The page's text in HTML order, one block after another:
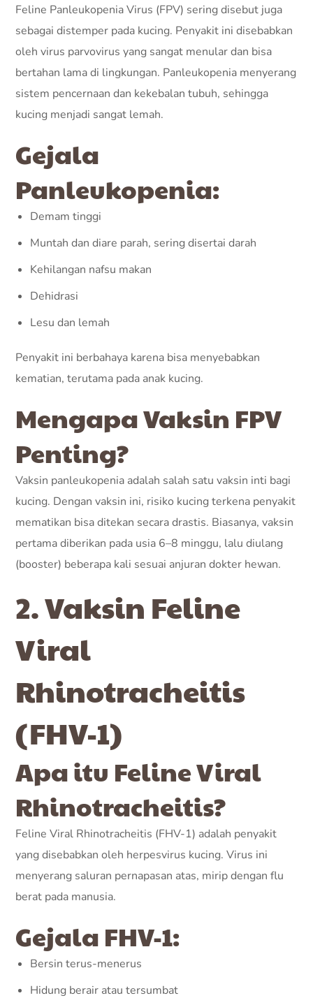
Feline Panleukopenia Virus (FPV) sering disebut juga
sebagai distemper pada kucing. Penyakit ini disebabkan
oleh virus parvovirus yang sangat menular dan bisa
bertahan lama di lingkungan. Panleukopenia menyerang
sistem pencernaan dan kekebalan tubuh, sehingga
kucing menjadi sangat lemah.
Gejala
Panleukopenia:
Demam tinggi
Muntah dan diare parah, sering disertai darah
Kehilangan nafsu makan
Dehidrasi
Lesu dan lemah
Penyakit ini berbahaya karena bisa menyebabkan
kematian, terutama pada anak kucing.
Mengapa Vaksin FPV
Penting?
Vaksin panleukopenia adalah salah satu vaksin inti bagi
kucing. Dengan vaksin ini, risiko kucing terkena penyakit
mematikan bisa ditekan secara drastis. Biasanya, vaksin
pertama diberikan pada usia 6–8 minggu, lalu diulang
(booster) beberapa kali sesuai anjuran dokter hewan.
2. Vaksin Feline
Viral
Rhinotracheitis
(FHV-1)
Apa itu Feline Viral
Rhinotracheitis?
Feline Viral Rhinotracheitis (FHV-1) adalah penyakit
yang disebabkan oleh herpesvirus kucing. Virus ini
menyerang saluran pernapasan atas, mirip dengan flu
berat pada manusia.
Gejala FHV-1:
Bersin terus-menerus
Hidung berair atau tersumbat